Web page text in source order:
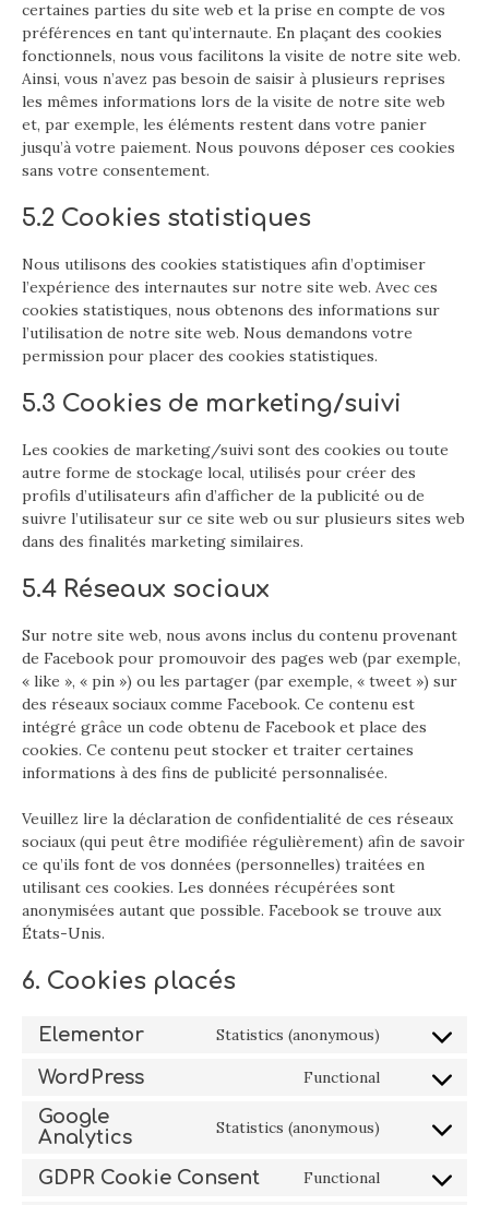
certaines parties du site web et la prise en compte de vos
préférences en tant qu’internaute. En plaçant des cookies
fonctionnels, nous vous facilitons la visite de notre site web.
Ainsi, vous n’avez pas besoin de saisir à plusieurs reprises
les mêmes informations lors de la visite de notre site web
et, par exemple, les éléments restent dans votre panier
jusqu’à votre paiement. Nous pouvons déposer ces cookies
sans votre consentement.
5.2 Cookies statistiques
Nous utilisons des cookies statistiques afin d’optimiser
l’expérience des internautes sur notre site web. Avec ces
cookies statistiques, nous obtenons des informations sur
l’utilisation de notre site web. Nous demandons votre
permission pour placer des cookies statistiques.
5.3 Cookies de marketing/suivi
Les cookies de marketing/suivi sont des cookies ou toute
autre forme de stockage local, utilisés pour créer des
profils d’utilisateurs afin d’afficher de la publicité ou de
suivre l’utilisateur sur ce site web ou sur plusieurs sites web
dans des finalités marketing similaires.
5.4 Réseaux sociaux
Sur notre site web, nous avons inclus du contenu provenant
de Facebook pour promouvoir des pages web (par exemple,
« like », « pin ») ou les partager (par exemple, « tweet ») sur
des réseaux sociaux comme Facebook. Ce contenu est
intégré grâce un code obtenu de Facebook et place des
cookies. Ce contenu peut stocker et traiter certaines
informations à des fins de publicité personnalisée.
Veuillez lire la déclaration de confidentialité de ces réseaux
sociaux (qui peut être modifiée régulièrement) afin de savoir
ce qu’ils font de vos données (personnelles) traitées en
utilisant ces cookies. Les données récupérées sont
anonymisées autant que possible. Facebook se trouve aux
États-Unis.
6. Cookies placés
Elementor Statistics (anonymous)
Consent
service
WordPress Functional
Consent
service
Google
Analytics
Statistics (anonymous)
Consent
service
GDPR Cookie Consent Functional
Consent